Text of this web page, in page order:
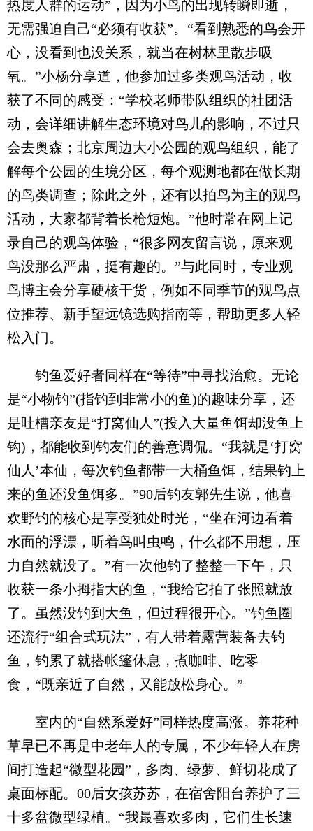
热度人群的运动”，因为小鸟的出现转瞬即逝，
无需强迫自己“必须有收获”。“看到熟悉的鸟会开
心，没看到也没关系，就当在树林里散步吸
氧。”小杨分享道，他参加过多类观鸟活动，收
获了不同的感受：“学校老师带队组织的社团活
动，会详细讲解生态环境对鸟儿的影响，不过只
会去奥森；北京周边大小公园的观鸟组织，能了
解每个公园的生境分区，每个观测地都在做长期
的鸟类调查；除此之外，还有以拍鸟为主的观鸟
活动，大家都背着长枪短炮。”他时常在网上记
录自己的观鸟体验，“很多网友留言说，原来观
鸟没那么严肃，挺有趣的。”与此同时，专业观
鸟博主会分享硬核干货，例如不同季节的观鸟点
位推荐、新手望远镜选购指南等，帮助更多人轻
松入门。
钓鱼爱好者同样在“等待”中寻找治愈。无论
是“小物钓”(指钓到非常小的鱼)的趣味分享，还
是吐槽亲友是“打窝仙人”(投入大量鱼饵却没鱼上
钩)，都能收到钓友们的善意调侃。“我就是‘打窝
仙人’本仙，每次钓鱼都带一大桶鱼饵，结果钓上
来的鱼还没鱼饵多。”90后钓友郭先生说，他喜
欢野钓的核心是享受独处时光，“坐在河边看着
水面的浮漂，听着鸟叫虫鸣，什么都不用想，压
力自然就没了。”有一次他钓了整整一下午，只
收获一条小拇指大的鱼，“我给它拍了张照就放
了。虽然没钓到大鱼，但过程很开心。”钓鱼圈
还流行“组合式玩法”，有人带着露营装备去钓
鱼，钓累了就搭帐篷休息，煮咖啡、吃零
食，“既亲近了自然，又能放松身心。”
室内的“自然系爱好”同样热度高涨。养花种
草早已不再是中老年人的专属，不少年轻人在房
间打造起“微型花园”，多肉、绿萝、鲜切花成了
桌面标配。00后女孩苏苏，在宿舍阳台养护了三
十多盆微型绿植。“我最喜欢多肉，它们生长速